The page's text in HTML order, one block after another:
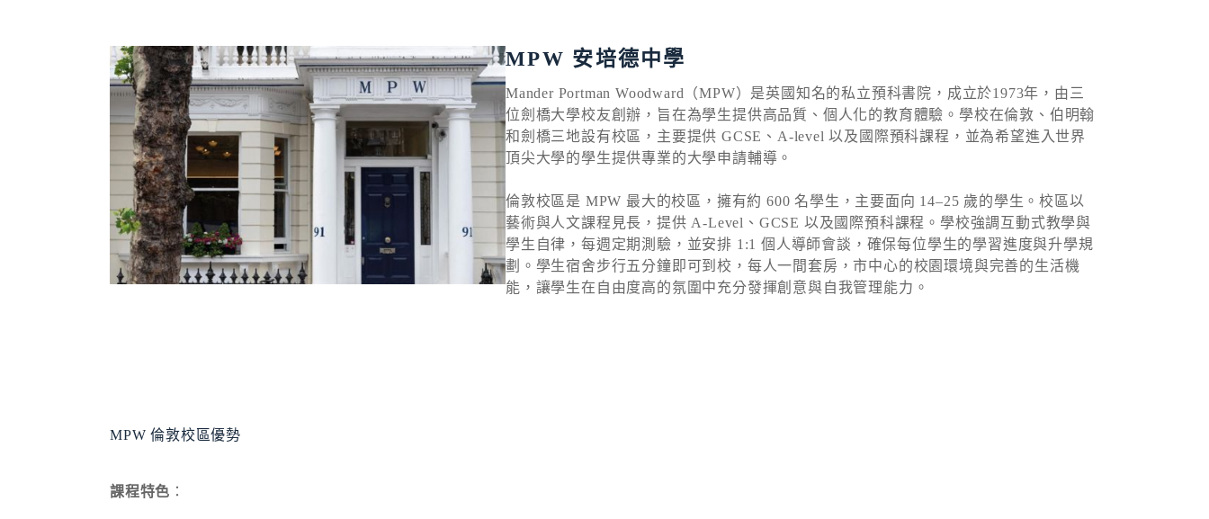
MPW 安培德中學
Mander Portman Woodward（MPW）是英國知名的私立預科書院，成立於1973年，由三
位劍橋大學校友創辦，旨在為學生提供高品質、個人化的教育體驗。學校在倫敦、伯明翰
和劍橋三地設有校區，主要提供 GCSE、A‑level 以及國際預科課程，並為希望進入世界
頂尖大學的學生提供專業的大學申請輔導。
倫敦校區是 MPW 最大的校區，擁有約 600 名學生，主要面向 14–25 歲的學生。校區以
藝術與人文課程見長，提供 A‑Level、GCSE 以及國際預科課程。學校強調互動式教學與
學生自律，每週定期測驗，並安排 1:1 個人導師會談，確保每位學生的學習進度與升學規
劃。學生宿舍步行五分鐘即可到校，每人一間套房，市中心的校園環境與完善的生活機
能，讓學生在自由度高的氛圍中充分發揮創意與自我管理能力。
MPW 倫敦校區優勢
課程特色 ：